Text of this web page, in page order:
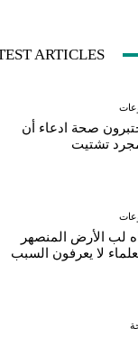
ARTICLES
صحة ادعاء أن
مجرد تشتيت
لب الأرض المنصهر
لا يعرفون السبب